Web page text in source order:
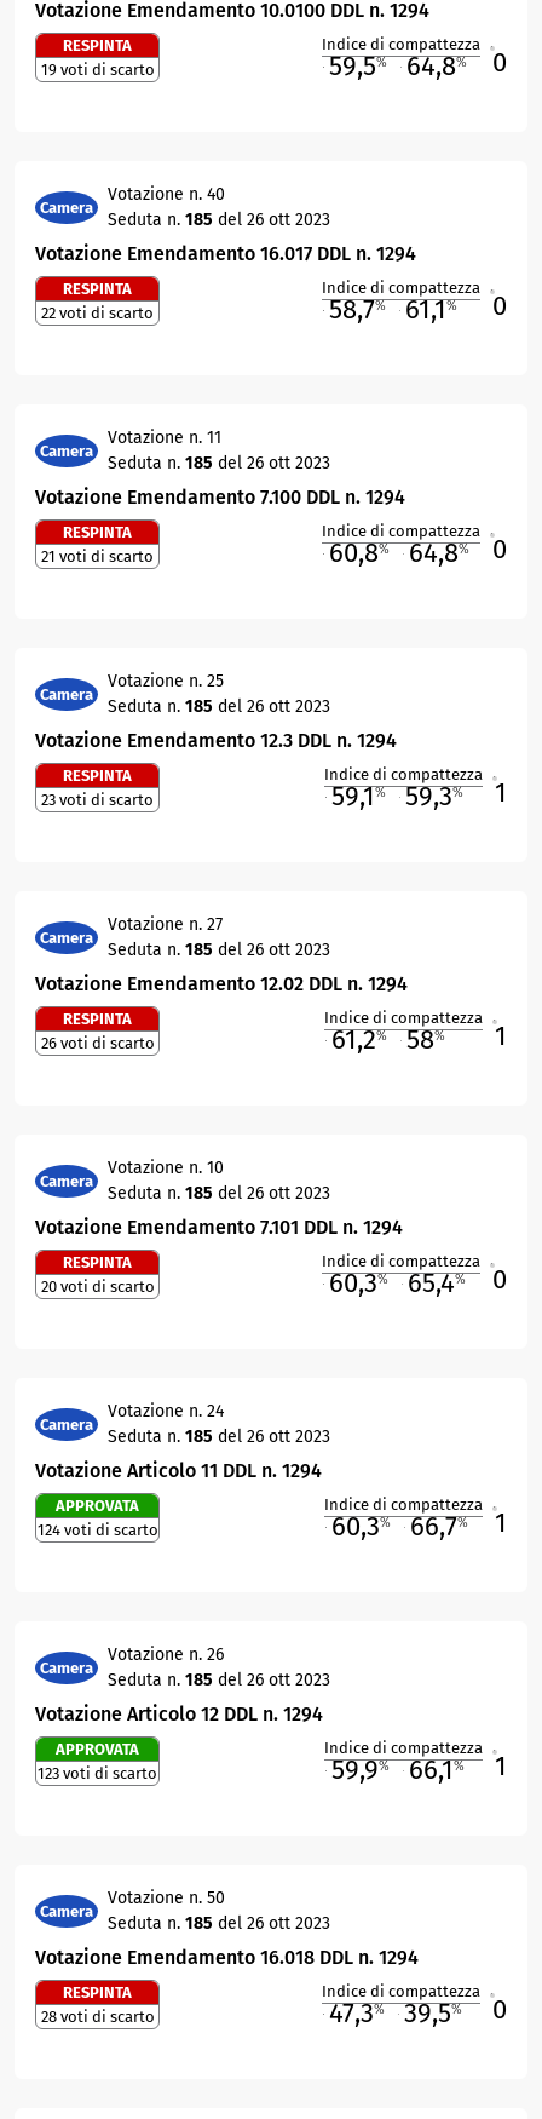
Votazione Emendamento 10.0100 DDL n. 1294
RESPINTA
19 voti di scarto
Indice di compattezza
59,5% 64,8% 0
Camera
Votazione n. 40
Seduta n. 185 del 26 ott 2023
Votazione Emendamento 16.017 DDL n. 1294
RESPINTA
22 voti di scarto
Indice di compattezza
58,7% 61,1% 0
Camera
Votazione n. 11
Seduta n. 185 del 26 ott 2023
Votazione Emendamento 7.100 DDL n. 1294
RESPINTA
21 voti di scarto
Indice di compattezza
60,8% 64,8% 0
Camera
Votazione n. 25
Seduta n. 185 del 26 ott 2023
Votazione Emendamento 12.3 DDL n. 1294
RESPINTA
23 voti di scarto
Indice di compattezza
59,1% 59,3% 1
Camera
Votazione n. 27
Seduta n. 185 del 26 ott 2023
Votazione Emendamento 12.02 DDL n. 1294
RESPINTA
26 voti di scarto
Indice di compattezza
61,2% 58% 1
Camera
Votazione n. 10
Seduta n. 185 del 26 ott 2023
Votazione Emendamento 7.101 DDL n. 1294
RESPINTA
20 voti di scarto
Indice di compattezza
60,3% 65,4% 0
Camera
Votazione n. 24
Seduta n. 185 del 26 ott 2023
Votazione Articolo 11 DDL n. 1294
APPROVATA
124 voti di scarto
Indice di compattezza
60,3% 66,7% 1
Camera
Votazione n. 26
Seduta n. 185 del 26 ott 2023
Votazione Articolo 12 DDL n. 1294
APPROVATA
123 voti di scarto
Indice di compattezza
59,9% 66,1% 1
Camera
Votazione n. 50
Seduta n. 185 del 26 ott 2023
Votazione Emendamento 16.018 DDL n. 1294
RESPINTA
28 voti di scarto
Indice di compattezza
47,3% 39,5% 0